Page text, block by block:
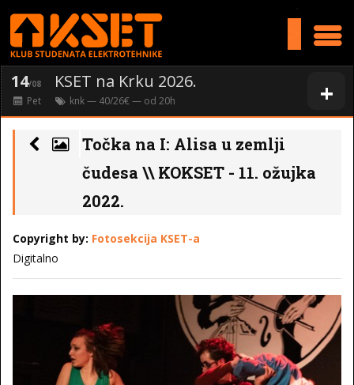
+
14/08 KSET na Krku 2026.
Pet knk— 40/26€ — od 20h
Točka na I: Alisa u zemlji
čudesa \\ KOKSET - 11. ožujka
2022.
Copyright by: Fotosekcija KSET-a
Digitalno